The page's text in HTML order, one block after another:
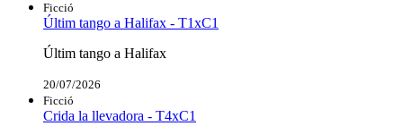
Ficció
Últim tango a Halifax - T1xC1
Últim tango a Halifax
20/07/2026
Ficció
Crida la llevadora - T4xC1